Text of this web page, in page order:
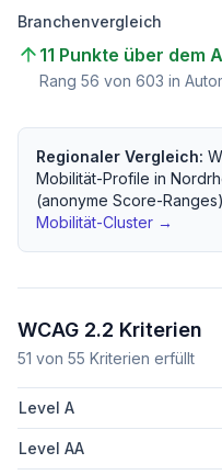
Branchenvergleich
11 Punkte über dem
Rang 56 von 603 in
Regionaler Vergleich:
Mobilität-Profile in
(anonyme Score-
Mobilität-Cluster →
WCAG 2.2 Kriterien
51 von 55 Kriterien erfüllt
Level A
Level AA